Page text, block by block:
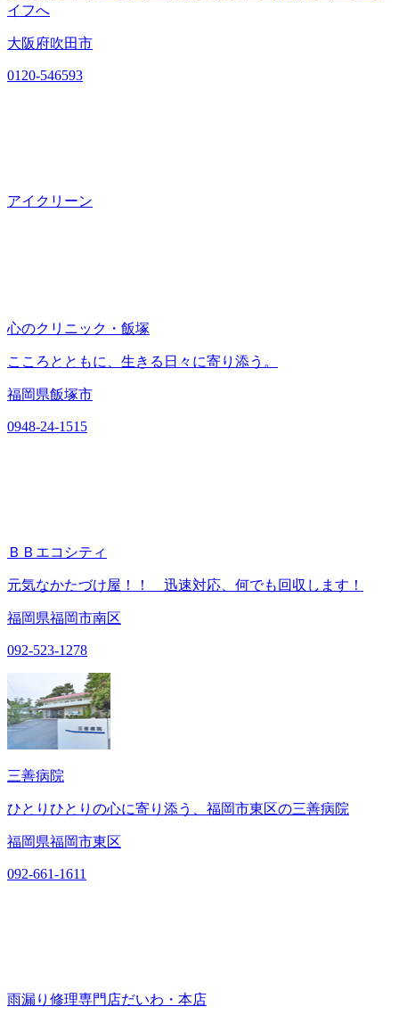
イフへ
大阪府吹田市
0120-546593
アイクリーン
心のクリニック・飯塚
こころとともに、生きる日々に寄り添う。
福岡県飯塚市
0948-24-1515
ＢＢエコシティ
元気なかたづけ屋！！ 迅速対応、何でも回収します！
福岡県福岡市南区
092-523-1278
三善病院
ひとりひとりの心に寄り添う、福岡市東区の三善病院
福岡県福岡市東区
092-661-1611
雨漏り修理専門店だいわ・本店